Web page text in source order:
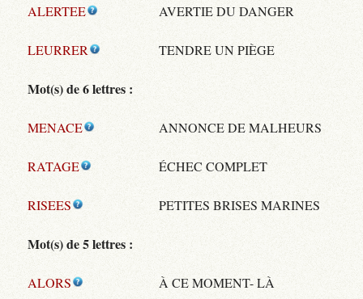
ALERTEE AVERTIE DU DANGER
LEURRER TENDRE UN PIÈGE
Mot(s) de 6 lettres :
MENACE ANNONCE DE MALHEURS
RATAGE ÉCHEC COMPLET
RISEES PETITES BRISES MARINES
Mot(s) de 5 lettres :
ALORS À CE MOMENT- LÀ